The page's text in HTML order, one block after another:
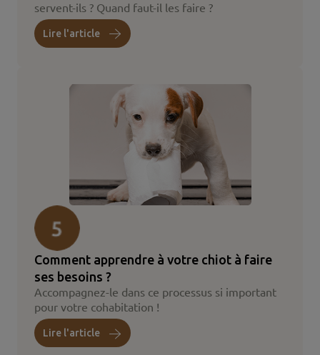
servent-ils ? Quand faut-il les faire ?
Lire l'article
Comment apprendre à votre chiot à faire
ses besoins ?
Accompagnez-le dans ce processus si important
pour votre cohabitation !
Lire l'article